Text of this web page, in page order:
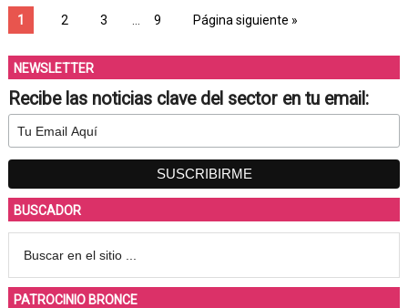
1 2 3 9 Página siguiente »
NEWSLETTER
Recibe las noticias clave del sector en tu email:
BUSCADOR
PATROCINIO BRONCE